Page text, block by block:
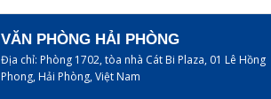
VĂN PHÒNG HẢI PHÒNG
Địa chỉ: Phòng 1702, tòa nhà Cát Bi Plaza, 01 Lê Hồng
Phong, Hải Phòng, Việt Nam